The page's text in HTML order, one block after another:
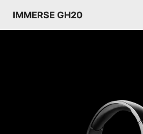
IMMERSE GH20